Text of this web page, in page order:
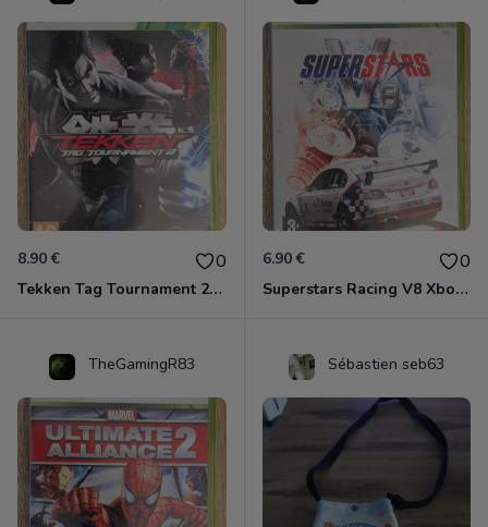
8.90 € 0
Tekken Tag Tournament 2 Xbox 360
6.90 € 0
Superstars Racing V8 Xbox 360
TheGamingR83 Sébastien seb63